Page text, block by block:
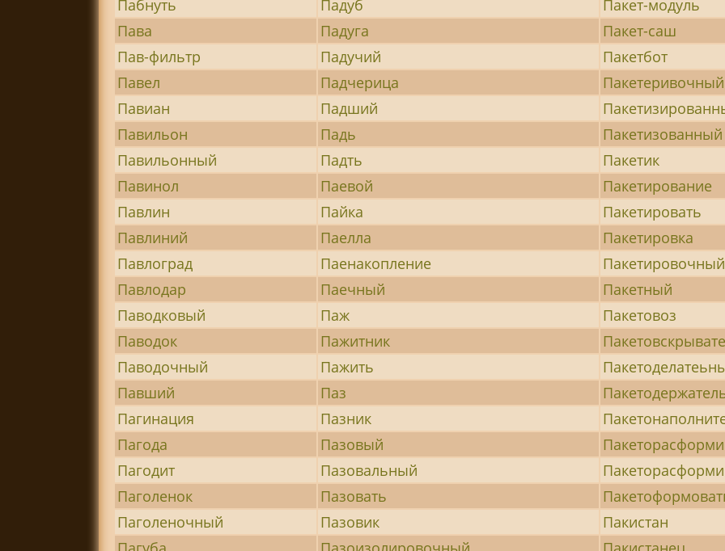
Пабнуть
Падуб
Пакет-модуль
Пава
Падуга
Пакет-саш
Пав-фильтр
Падучий
Пакетбот
Павел
Падчерица
Пакетеривочный
Павиан
Падший
Павильон
Падь
Пакетизованный
Павильонный
Падть
Пакетик
Павинол
Паевой
Пакетирование
Павлин
Пайка
Пакетировать
Павлиний
Паелла
Пакетировка
Павлоград
Паенакопление
Пакетировочный
Павлодар
Паечный
Пакетный
Паводковый
Паж
Пакетовоз
Паводок
Пажитник
Паводочный
Пажить
Павший
Паз
Пагинация
Пазник
Пагода
Пазовый
Пагодит
Пазовальный
Паголенок
Пазовать
Паголеночный
Пазовик
Пакистан